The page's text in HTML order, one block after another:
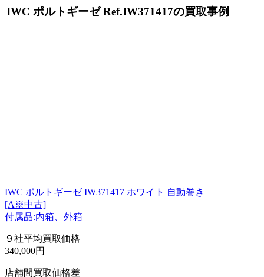
IWC ポルトギーゼ Ref.IW371417の買取事例
IWC ポルトギーゼ IW371417 ホワイト 自動巻き
[A※中古]
付属品:内箱、外箱
９社平均買取価格
340,000円
店舗間買取価格差